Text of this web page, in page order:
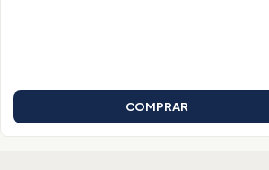
COMPRAR